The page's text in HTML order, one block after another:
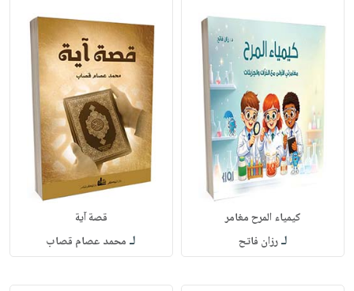
كيمياء المرح مغامر
لـرزان فاتح
قصة آية
لـ محمد عصام قصاب